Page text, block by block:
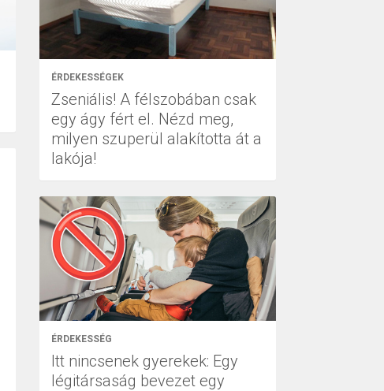
ÉRDEKESSÉGEK
Zseniális! A félszobában csak
egy ágy fért el. Nézd meg,
milyen szuperül alakította át a
lakója!
ÉRDEKESSÉG
Itt nincsenek gyerekek: Egy
légitársaság bevezet egy